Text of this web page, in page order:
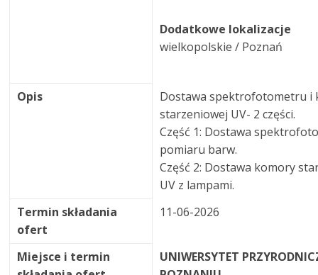
Dodatkowe lokalizacje
wielkopolskie / Poznań
Opis
Dostawa spektrofotometru i
starzeniowej UV- 2 części.
Część 1: Dostawa
pomiaru barw.
Część 2: Dostawa komory
UV z lampami.
Termin składania
ofert
11-06-2026
Miejsce i termin
UNIWERSYTET